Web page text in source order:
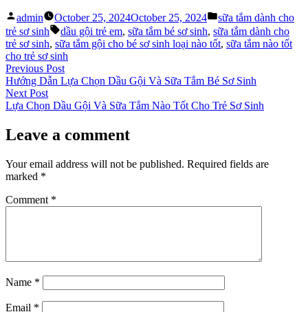
Posted
by
admin October 25, 2024October 25, 2024
Posted
in
sữa tắm dành cho
trẻ sơ sinh
Tags:
dầu gội trẻ em, sữa tắm bé sơ sinh, sữa tắm dành cho
trẻ sơ sinh, sữa tắm gội cho bé sơ sinh loại nào tốt, sữa tắm nào tốt
cho trẻ sơ sinh
Post
navigation
Previous PostPrevious
post:
Hướng Dẫn Lựa Chọn Dầu Gội Và Sữa Tắm Bé Sơ Sinh
Next PostNext
post:
Lựa Chọn Dầu Gội Và Sữa Tắm Nào Tốt Cho Trẻ Sơ Sinh
Leave a comment
Your email address will not be published. Required fields are
marked *
Comment *
Name *
Email *